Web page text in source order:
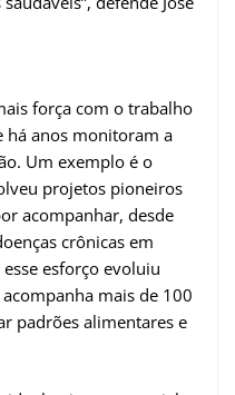
força com o trabalho
há anos monitoram a
Um exemplo é o
projetos pioneiros
acompanhar, desde
crônicas em
esforço evoluiu
mais de 100
padrões alimentares e